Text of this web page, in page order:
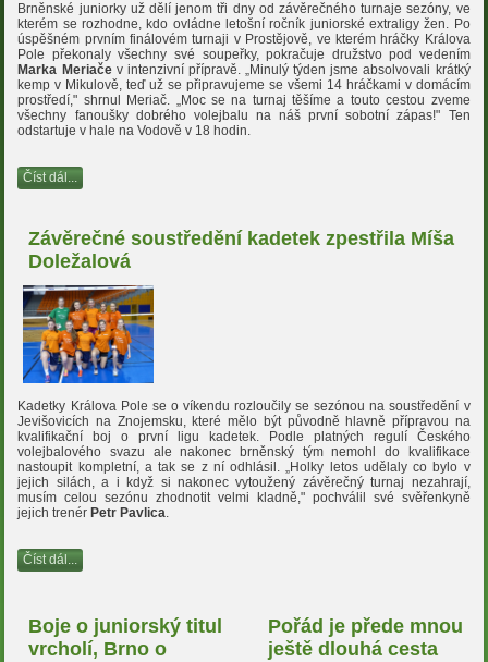
Brněnské juniorky už dělí jenom tři dny od závěrečného turnaje sezóny, ve
kterém se rozhodne, kdo ovládne letošní ročník juniorské extraligy žen. Po
úspěšném prvním finálovém turnaji v Prostějově, ve kterém hráčky Králova
Pole překonaly všechny své soupeřky, pokračuje družstvo pod vedením
Marka Meriačev intenzivní přípravě. „Minulý týden jsme absolvovali krátký
kemp v Mikulově, teď už se připravujeme se všemi 14 hráčkami v domácím
prostředí," shrnul Meriač. „Moc se na turnaj těšíme a touto cestou zveme
všechny fanoušky dobrého volejbalu na náš první sobotní zápas!" Ten
odstartuje v hale na Vodově v 18 hodin.
Číst dál...
Závěrečné soustředění kadetek zpestřila Míša
Doležalová
Kadetky Králova Pole se o víkendu rozloučily se sezónou na soustředění v
Jevišovicích na Znojemsku, které mělo být původně hlavně přípravou na
kvalifikační boj o první ligu kadetek. Podle platných regulí Českého
volejbalového svazu ale nakonec brněnský tým nemohl do kvalifikace
nastoupit kompletní, a tak se z ní odhlásil. „Holky letos udělaly co bylo v
jejich silách, a i když si nakonec vytoužený závěrečný turnaj nezahrají,
musím celou sezónu zhodnotit velmi kladně," pochválil své svěřenkyně
jejich trenér Petr Pavlica.
Číst dál...
Boje o juniorský titul
vrcholí, Brno o
Pořád je přede mnou
ještě dlouhá cesta